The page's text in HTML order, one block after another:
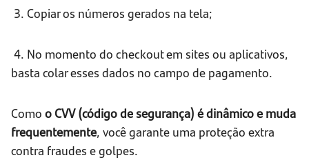
3. Copiar os números gerados na tela;
4. No momento do checkout em sites ou aplicativos,
basta colar esses dados no campo de pagamento.
Como o CVV (código de segurança) é dinâmico e muda
frequentemente, você garante uma proteção extra
contra fraudes e golpes.